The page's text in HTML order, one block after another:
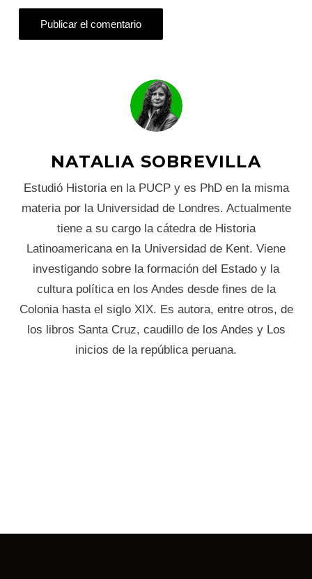
NATALIA SOBREVILLA
Estudió Historia en la PUCP y es PhD en la misma
materia por la Universidad de Londres. Actualmente
tiene a su cargo la cátedra de Historia
Latinoamericana en la Universidad de Kent. Viene
investigando sobre la formación del Estado y la
cultura política en los Andes desde fines de la
Colonia hasta el siglo XIX. Es autora, entre otros, de
los libros Santa Cruz, caudillo de los Andes y Los
inicios de la república peruana.